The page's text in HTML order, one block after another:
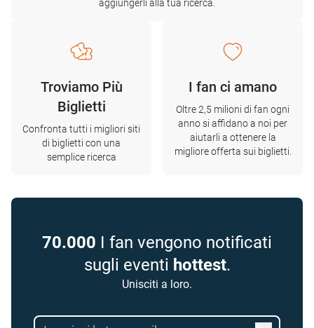
aggiungerli alla tua ricerca.
Troviamo Più
Biglietti
Confronta tutti i migliori siti
di biglietti con una
semplice ricerca
I fan ci amano
Oltre 2,5 milioni di fan ogni
anno si affidano a noi per
aiutarli a ottenere la
migliore offerta sui biglietti.
70.000 I fan vengono notificati
sugli eventi hottest.
Unisciti a loro.